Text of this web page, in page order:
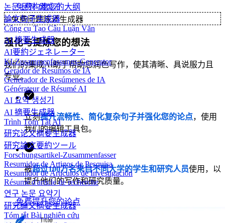
논문 문장 생성기
論文句子生成器
Công cụ Tạo Câu Luận Văn
AI 摘要生成器
AI要約ジェネレーター
KI-Zusammenfassungs-Generator
Gerador de Resumos de IA
Generador de Resúmenes de IA
Générateur de Résumé AI
AI 요약 생성기
AI 摘要生成器
Trình Tóm Tắt AI
研究论文摘要生成器
研究論文要約ツール
Forschungsartikel-Zusammenfasser
Resumidor de Artigos de Pesquisa
Resumidor de Artículos de Investigación
Résumé d'article de recherche
연구 논문 요약기
研究論文摘要生成器
Tóm tắt Bài nghiên cứu
免费构建您的大纲
✨免费问题陈述生成器
强化与提炼您的想法
我们的集成AI助手帮助您润色写作，使其清晰、具说服力且
专业。
立刻提升流畅性、简化复杂句子并强化您的论点，使用
我们的编辑工具包。
被超过100万名来自不同大学的学生和研究人员使用，以
提升他们的写作和研究质量。
免费提升您的论点